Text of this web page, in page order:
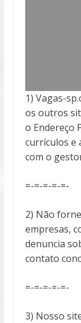
1) Vagas-
os outros
o Endereço
currículos e
com o
=-=-=-=-=-
2) Não
empresas,
denuncia
contato
=-=-=-=-=-
3) Nosso